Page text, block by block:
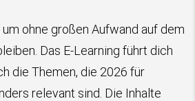
ohne großen Aufwand auf dem
Das E-Learning führt dich
die Themen, die 2026 für
relevant sind. Die Inhalte